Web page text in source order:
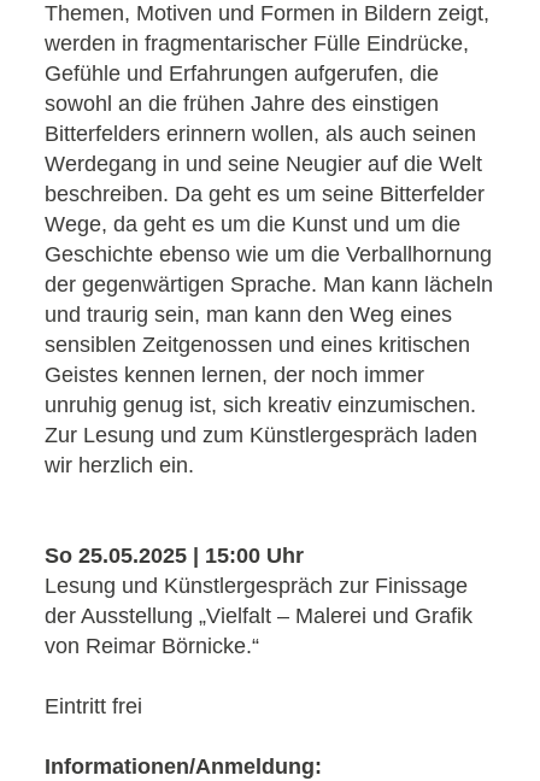
Themen, Motiven und Formen in Bildern zeigt,
werden in fragmentarischer Fülle Eindrücke,
Gefühle und Erfahrungen aufgerufen, die
sowohl an die frühen Jahre des einstigen
Bitterfelders erinnern wollen, als auch seinen
Werdegang in und seine Neugier auf die Welt
beschreiben. Da geht es um seine Bitterfelder
Wege, da geht es um die Kunst und um die
Geschichte ebenso wie um die Verballhornung
der gegenwärtigen Sprache. Man kann lächeln
und traurig sein, man kann den Weg eines
sensiblen Zeitgenossen und eines kritischen
Geistes kennen lernen, der noch immer
unruhig genug ist, sich kreativ einzumischen.
Zur Lesung und zum Künstlergespräch laden
wir herzlich ein.
So 25.05.2025 | 15:00 Uhr
Lesung und Künstlergespräch zur Finissage
der Ausstellung „Vielfalt – Malerei und Grafik
von Reimar Börnicke.“
Eintritt frei
Informationen/Anmeldung: